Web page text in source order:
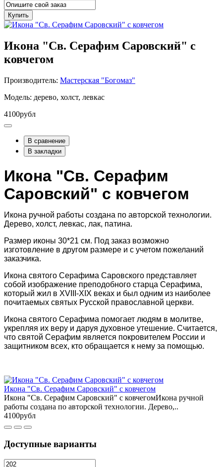
Купить
Икона "Св. Серафим Саровский" с
ковчегом
Производитель: Мастерская "Богомаз"
Модель: дерево, холст, левкас
4100рубл
В сравнение
В закладки
Икона "Св. Серафим
Саровский" с ковчегом
Икона ручной работы создана по авторской технологии.
Дерево, холст, левкас, лак, патина.
Размер иконы 30*21 см. Под заказ возможно
изготовление в другом размере и с учетом пожеланий
заказчика.
Икона святого Серафима Саровского представляет
собой изображение преподобного старца Серафима,
который жил в XVIII-XIX веках и был одним из наиболее
почитаемых святых Русской православной церкви.
Икона святого Серафима помогает людям в молитве,
укрепляя их веру и даруя духовное утешение. Считается,
что святой Серафим является покровителем России и
защитником всех, кто обращается к нему за помощью.
Икона "Св. Серафим Саровский" с ковчегом
Икона "Св. Серафим Саровский" с ковчегомИкона ручной
работы создана по авторской технологии. Дерево,..
4100рубл
Доступные варианты